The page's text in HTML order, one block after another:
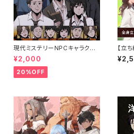
現代ミステリーNPCキャラクタ
ー5体セット｜店員・運転手・情
報屋・TRPG向け立ち絵素材
¥2,000
20%OFF
【立
男女
ト・